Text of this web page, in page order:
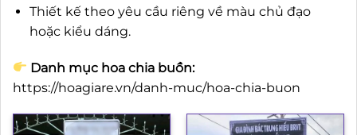
Thiết kế theo yêu cầu riêng về màu chủ đạo
hoặc kiểu dáng.
Danh mục hoa chia buồn:
https://hoagiare.vn/danh-muc/hoa-chia-buon